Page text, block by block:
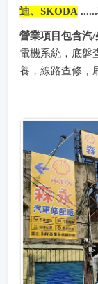
迪、SKODA
營業項目包含汽
電機系統，底盤
養，線路查修，